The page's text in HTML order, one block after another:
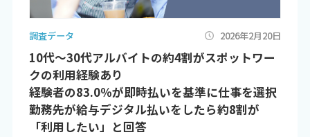
調査データ 2026年2月20日
10代〜30代アルバイトの約4割がスポットワー
クの利用経験あり
経験者の83.0％が即時払いを基準に仕事を選択
勤務先が給与デジタル払いをしたら約8割が
「利用したい」と回答